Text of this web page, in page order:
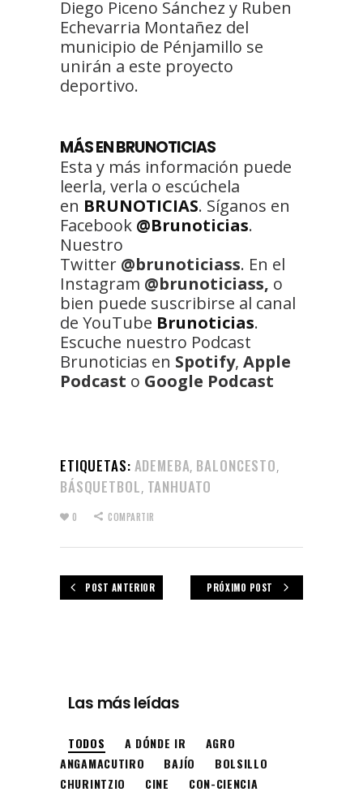
Diego Piceno Sánchez y Ruben
Echevarria Montañez del
municipio de Pénjamillo se
unirán a este proyecto
deportivo.
MÁS EN BRUNOTICIAS
Esta y más información puede
leerla, verla o escúchela
en BRUNOTICIAS. Síganos en
Facebook @Brunoticias.
Nuestro
Twitter @brunoticiass. En el
Instagram @brunoticiass, o
bien puede suscribirse al canal
de YouTube Brunoticias.
Escuche nuestro Podcast
Brunoticias en Spotify, Apple
Podcast o Google Podcast
ETIQUETAS: ADEMEBA, BALONCESTO,
BÁSQUETBOL, TANHUATO
0 COMPARTIR
POST ANTERIOR PRÓXIMO POST
Las más leídas
TODOS A DÓNDE IR
AGRO
ANGAMACUTIRO
BAJÍO
BOLSILLO
CHURINTZIO
CINE CON-CIENCIA